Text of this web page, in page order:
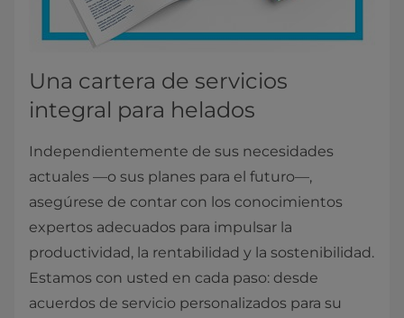
Una cartera de servicios
integral para helados
Independientemente de sus necesidades
actuales —o sus planes para el futuro—,
asegúrese de contar con los conocimientos
expertos adecuados para impulsar la
productividad, la rentabilidad y la sostenibilidad.
Estamos con usted en cada paso: desde
acuerdos de servicio personalizados para su